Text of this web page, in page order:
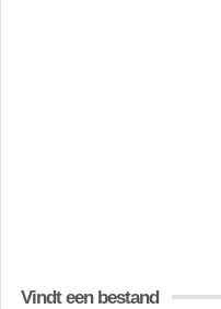
Vindt een bestand